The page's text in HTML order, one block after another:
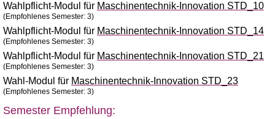
Wahlpflicht-Modul für Maschinentechnik-Innovation STD_10
(Empfohlenes Semester: 3)
Wahlpflicht-Modul für Maschinentechnik-Innovation STD_14
(Empfohlenes Semester: 3)
Wahlpflicht-Modul für Maschinentechnik-Innovation STD_21
(Empfohlenes Semester: 3)
Wahl-Modul für Maschinentechnik-Innovation STD_23
(Empfohlenes Semester: 3)
Semester Empfehlung: